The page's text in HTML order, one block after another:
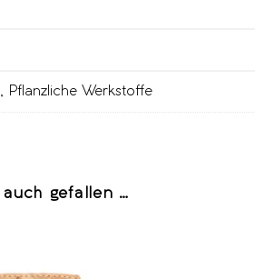
, Pflanzliche Werkstoffe
gefallen …